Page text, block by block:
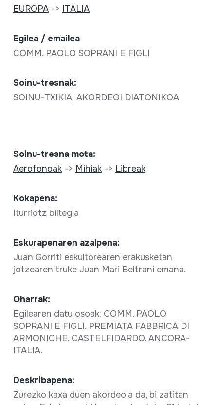
EUROPA-> ITALIA
Egilea / emailea
COMM. PAOLO SOPRANI E FIGLI
Soinu-tresnak:
SOINU-TXIKIA; AKORDEOI DIATONIKOA
Soinu-tresna mota:
Aerofonoak-> Mihiak-> Libreak
Kokapena:
Iturriotz biltegia
Eskurapenaren azalpena:
Juan Gorriti eskultorearen erakusketan
jotzearen truke Juan Mari Beltrani emana.
Oharrak:
Egilearen datu osoak: COMM. PAOLO
SOPRANI E FIGLI. PREMIATA FABBRICA DI
ARMONICHE. CASTELFIDARDO. ANCORA-
ITALIA.
Deskribapena:
Zurezko kaxa duen akordeoia da, bi zatitan